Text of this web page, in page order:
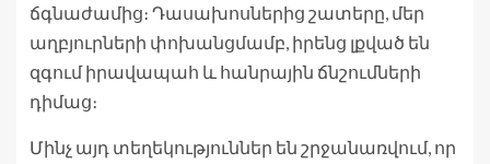
ճգնաժամից։ Դասախոսներից շատերը, մեր
աղբյուրների փոխանցմամբ, իրենց լքված են
զգում իրավապահ և հանրային ճնշումների
դիմաց։
Մինչ այդ տեղեկություններ են շրջանառվում, որ